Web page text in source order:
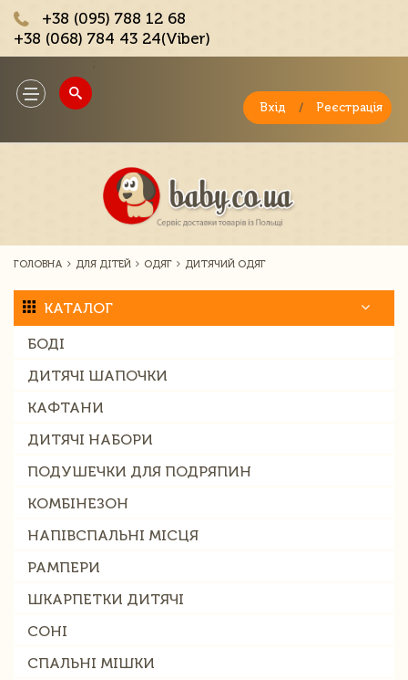
+38 (095) 788 12 68
+38 (068) 784 43 24(Viber)
Toggle
navigation
Вхід / Реєстрація
ГОЛОВНА ДЛЯ ДІТЕЙ ОДЯГ ДИТЯЧИЙ ОДЯГ
КАТАЛОГ
БОДІ
ДИТЯЧІ ШАПОЧКИ
КАФТАНИ
ДИТЯЧІ НАБОРИ
ПОДУШЕЧКИ ДЛЯ ПОДРЯПИН
КОМБІНЕЗОН
НАПІВСПАЛЬНІ МІСЦЯ
РАМПЕРИ
ШКАРПЕТКИ ДИТЯЧІ
СОНІ
СПАЛЬНІ МІШКИ